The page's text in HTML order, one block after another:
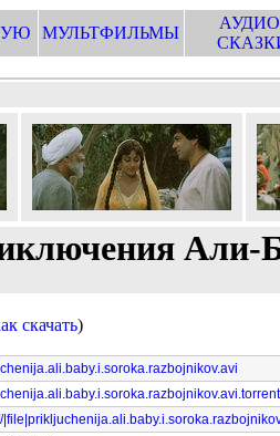
МУЛЬТФИЛЬМЫ
Али-
скачать)